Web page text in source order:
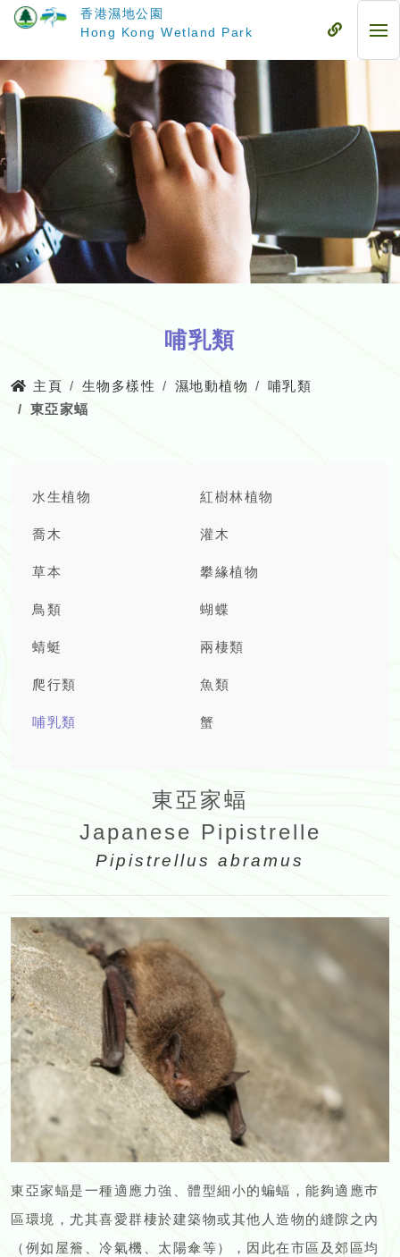
要
內
容
香港濕地公園
Hong Kong Wetland Park
流
流
動
哺乳類
主頁 生物多樣性 濕地動植物
哺乳類
東亞家蝠
水生植物 紅樹林植物
喬木 灌木
草本 攀緣植物
鳥類 蝴蝶
蜻蜓 兩棲類
爬行類 魚類
哺乳類 蟹
東亞家蝠
Japanese Pipistrelle
Pipistrellus abramus
東亞家蝠是一種適應力強、體型細小的蝙蝠，能夠適應巿
區環境，尤其喜愛群棲於建築物或其他人造物的縫隙之內
（例如屋簷、冷氣機、太陽傘等），因此在市區及郊區均